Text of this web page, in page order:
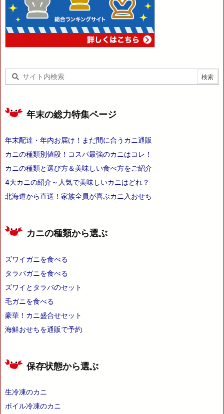
年末の総力特集ページ
年末配達・年内お届け！まだ間に合うカニ通販
カニの種類別値段！コスパ最強のカニはコレ！
カニの種類と選び方＆美味しい食べ方をご紹介
4大カニの紹介～人気で美味しいカニはどれ？
北海道から直送！家族全員が喜ぶカニ入おせち
カニの種類から選ぶ
ズワイガニを食べる
タラバガニを食べる
ズワイとタラバのセット
毛ガニを食べる
豪華！カニ盛合せセット
海鮮おせちを通販で予約
保存状態から選ぶ
生冷凍のカニ
ボイル冷凍のカニ